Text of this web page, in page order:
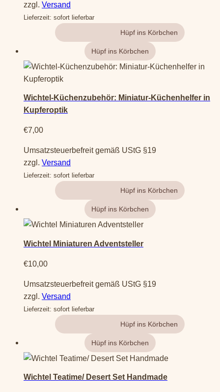
zzgl. Versand
Lieferzeit: sofort lieferbar
Wichtel-Küchenzubehör: Miniatur-Küchenhelfer in
Kupferoptik
€7,00
Umsatzsteuerbefreit gemäß UStG §19
zzgl. Versand
Lieferzeit: sofort lieferbar
Wichtel Miniaturen Adventsteller
€10,00
Umsatzsteuerbefreit gemäß UStG §19
zzgl. Versand
Lieferzeit: sofort lieferbar
Wichtel Teatime/ Desert Set Handmade